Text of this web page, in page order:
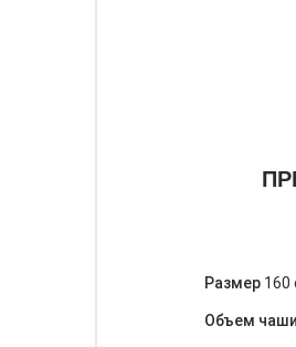
Размер 160
Объем чаши